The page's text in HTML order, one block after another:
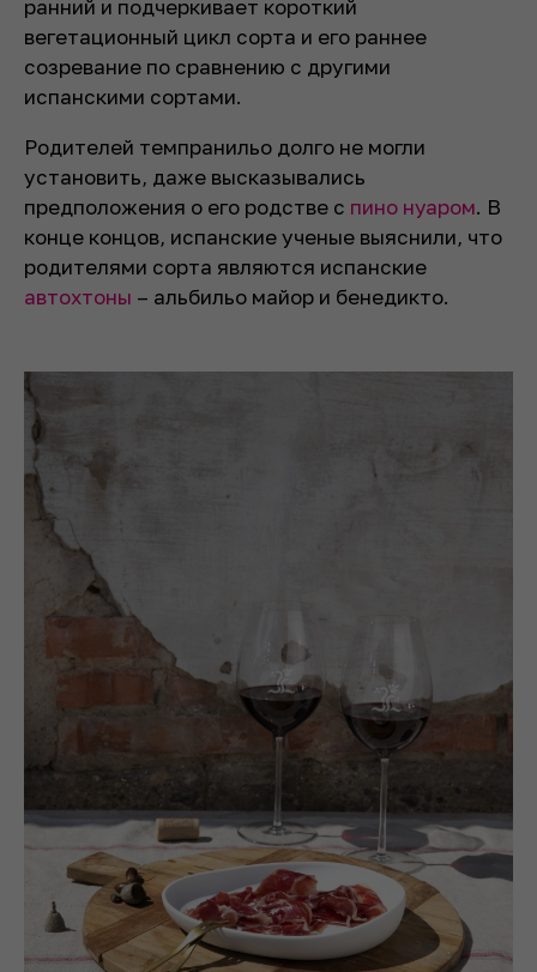
ранний и подчеркивает короткий
вегетационный цикл сорта и его раннее
созревание по сравнению с другими
испанскими сортами.
Родителей темпранильо долго не могли
установить, даже высказывались
предположения о его родстве с пино нуаром. В
конце концов, испанские ученые выяснили, что
родителями сорта являются испанские
автохтоны – альбильо майор и бенедикто.